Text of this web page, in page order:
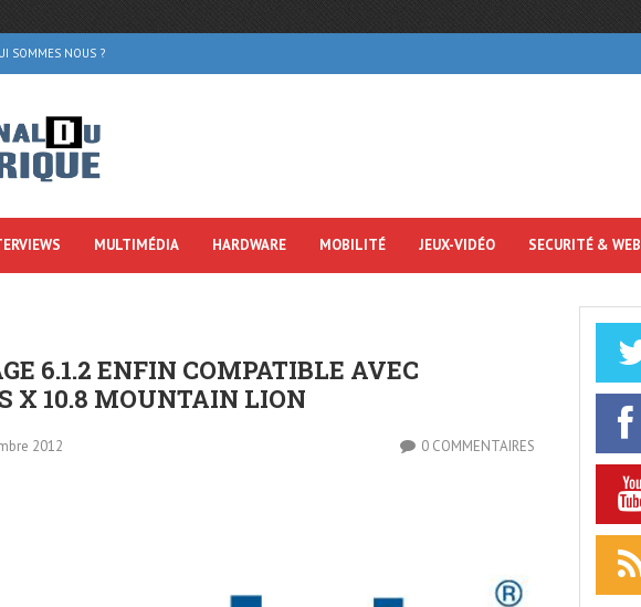
SOMMES NOUS ?
MULTIMÉDIA HARDWARE MOBILITÉ JEUX-VIDÉO SECURITÉ & WEB
6.1.2 ENFIN COMPATIBLE AVEC
X 10.8 MOUNTAIN LION
2012 0 COMMENTAIRES